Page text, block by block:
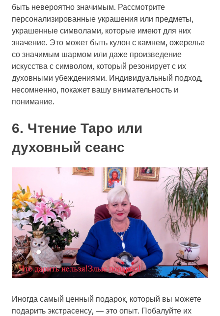
быть невероятно значимым. Рассмотрите
персонализированные украшения или предметы,
украшенные символами, которые имеют для них
значение. Это может быть кулон с камнем, ожерелье
со значимым шармом или даже произведение
искусства с символом, который резонирует с их
духовными убеждениями. Индивидуальный подход,
несомненно, покажет вашу внимательность и
понимание.
6. Чтение Таро или
духовный сеанс
Иногда самый ценный подарок, который вы можете
подарить экстрасенсу, — это опыт. Побалуйте их